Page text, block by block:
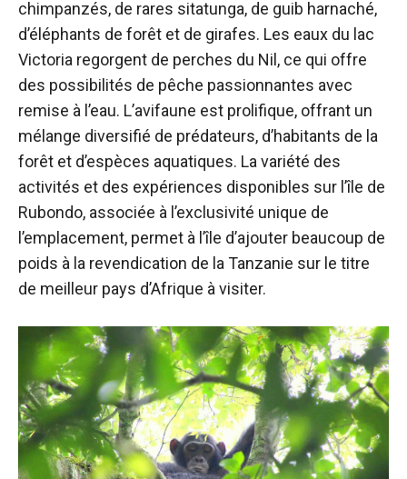
chimpanzés, de rares sitatunga, de guib harnaché,
d’éléphants de forêt et de girafes. Les eaux du lac
Victoria regorgent de perches du Nil, ce qui offre
des possibilités de pêche passionnantes avec
remise à l’eau. L’avifaune est prolifique, offrant un
mélange diversifié de prédateurs, d’habitants de la
forêt et d’espèces aquatiques. La variété des
activités et des expériences disponibles sur l’île de
Rubondo, associée à l’exclusivité unique de
l’emplacement, permet à l’île d’ajouter beaucoup de
poids à la revendication de la Tanzanie sur le titre
de meilleur pays d’Afrique à visiter.